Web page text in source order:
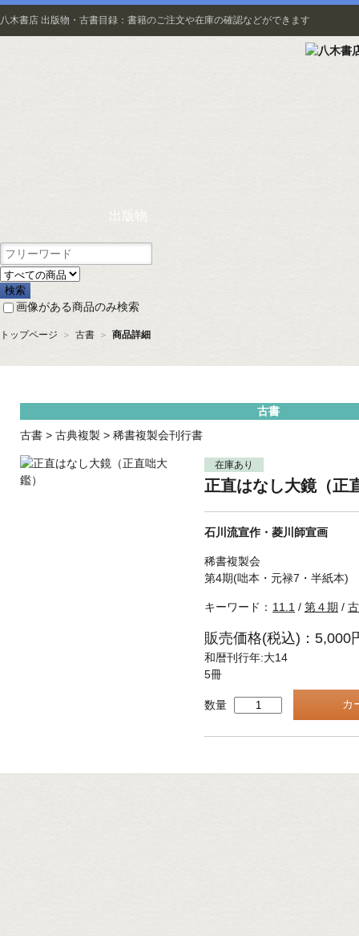
八木書店 出版物・古書目録：書籍のご注文や在庫の確認などができます
出版物
画像がある商品のみ検索
トップページ ＞ 古書 ＞ 商品詳細
古書
古書 > 古典複製 > 稀書複製会刊行書
在庫あり
正直はなし大鏡（正
石川流宣作・菱川師宣画
稀書複製会
第4期(咄本・元禄7・半紙本)
キーワード： 11.1 / 第４期 /
販売価格(税込)：5,000
和暦刊行年:大14
5冊
数量